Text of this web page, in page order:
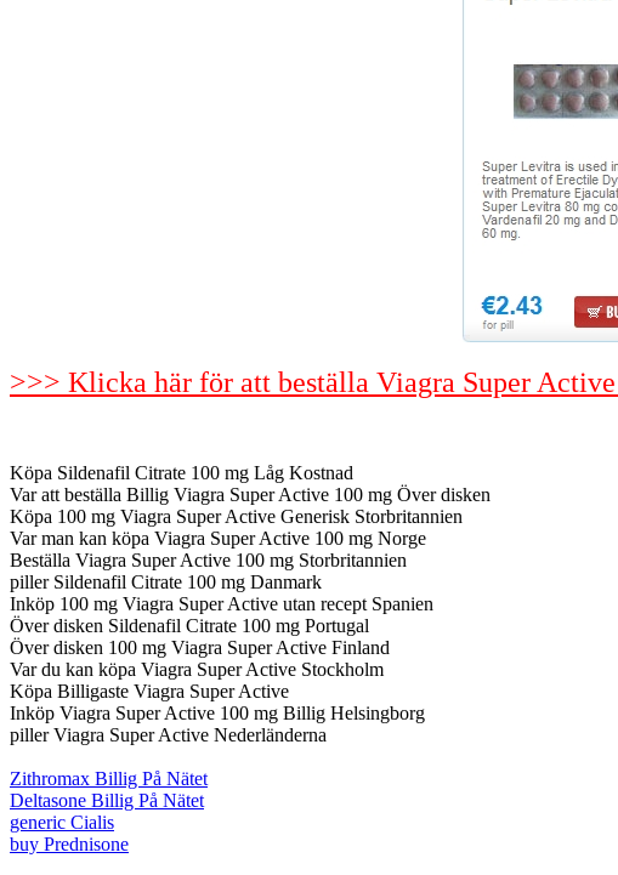
>>> Klicka här för att beställa Viagra Super
Köpa Sildenafil Citrate 100 mg Låg Kostnad
Var att beställa Billig Viagra Super Active 100 mg Över disken
Köpa 100 mg Viagra Super Active Generisk Storbritannien
Var man kan köpa Viagra Super Active 100 mg Norge
Beställa Viagra Super Active 100 mg Storbritannien
piller Sildenafil Citrate 100 mg Danmark
Inköp 100 mg Viagra Super Active utan recept Spanien
Över disken Sildenafil Citrate 100 mg Portugal
Över disken 100 mg Viagra Super Active Finland
Var du kan köpa Viagra Super Active Stockholm
Köpa Billigaste Viagra Super Active
Inköp Viagra Super Active 100 mg Billig Helsingborg
piller Viagra Super Active Nederländerna
Zithromax Billig På Nätet
Deltasone Billig På Nätet
generic Cialis
buy Prednisone